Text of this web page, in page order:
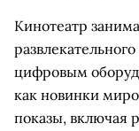
Кинотеатр
цифровым
как новинки
показы, включая